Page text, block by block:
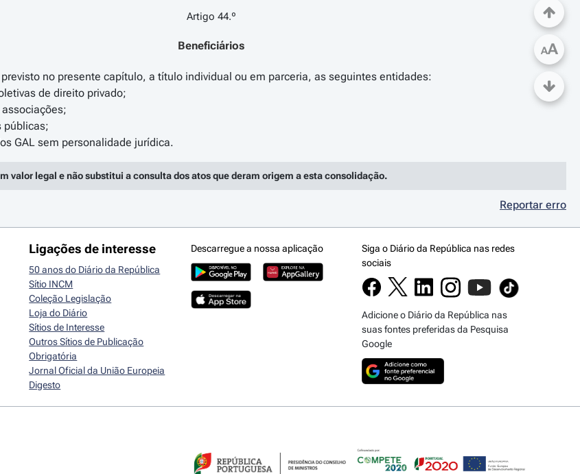
Artigo 44.º
Beneficiários
no presente capítulo, a título individual ou em parceria, as seguintes entidades:
de direito privado;
públicas;
valor legal e não substitui a consulta dos atos que deram origem a esta consolidação.
Reportar erro
AA
Ligações de interesse
50 anos do Diário da República
Sítio INCM
Coleção Legislação
Loja do Diário
Sítios de Interesse
Outros Sítios de Publicação
Obrigatória
Jornal Oficial da União Europeia
Digesto
Descarregue a nossa aplicação
Siga o Diário da República nas redes
sociais
Adicione o Diário da República nas
suas fontes preferidas da Pesquisa
Google